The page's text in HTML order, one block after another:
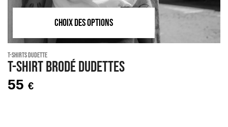
CHOIX DES OPTIONS
T-Shirts Dudette
T-shirt brodé DUDETTES
55 €